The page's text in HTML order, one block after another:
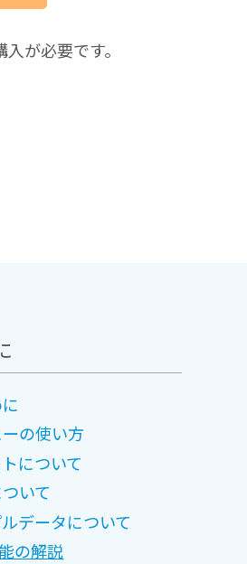
が必要です。
の使い方
について
いて
データについて
の解説